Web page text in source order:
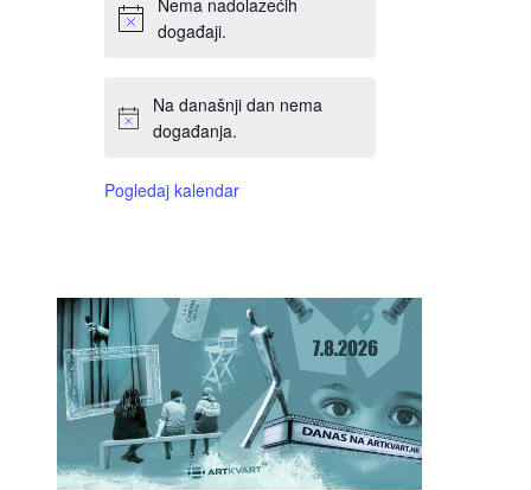
Nema nadolazećih
događaji.
Na današnji dan nema
događanja.
Pogledaj kalendar